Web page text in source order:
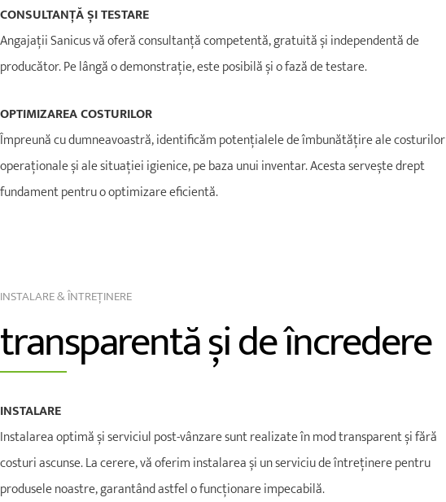
CONSULTANȚĂ ȘI TESTARE
Angajații Sanicus vă oferă consultanță competentă, gratuită și independentă de
producător. Pe lângă o demonstrație, este posibilă și o fază de testare.
OPTIMIZAREA COSTURILOR
Împreună cu dumneavoastră, identificăm potențialele de îmbunătățire ale costurilor
operaționale și ale situației igienice, pe baza unui inventar. Acesta servește drept
fundament pentru o optimizare eficientă.
INSTALARE & ÎNTREȚINERE
transparentă și de încredere
INSTALARE
Instalarea optimă și serviciul post-vânzare sunt realizate în mod transparent și fără
costuri ascunse. La cerere, vă oferim instalarea și un serviciu de întreținere pentru
produsele noastre, garantând astfel o funcționare impecabilă.